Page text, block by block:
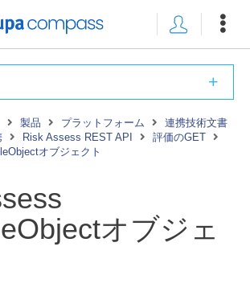
製品 プラットフォーム
連携技術文書
Risk Assess REST API
評価のGET
オブジェクト
オブジェ